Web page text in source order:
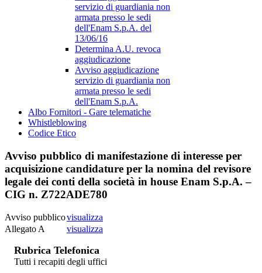
servizio di guardiania non
armata presso le sedi
dell'Enam S.p.A. del
13/06/16
Determina A.U. revoca
aggiudicazione
Avviso aggiudicazione
servizio di guardiania non
armata presso le sedi
dell'Enam S.p.A.
Albo Fornitori - Gare telematiche
Whistleblowing
Codice Etico
Avviso pubblico di manifestazione di interesse per
acquisizione candidature per la nomina del revisore
legale dei conti della società in house Enam S.p.A. –
CIG n. Z722ADE780
Avviso pubblicovisualizza
Allegato A
visualizza
Rubrica Telefonica
Tutti i recapiti degli uffici